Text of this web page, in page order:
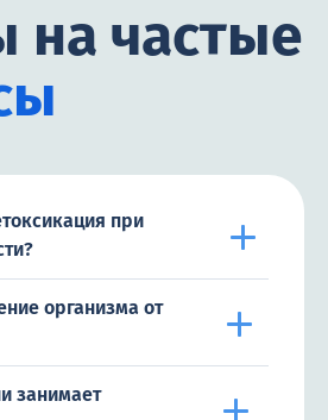
на частые
при
организма от
занимает